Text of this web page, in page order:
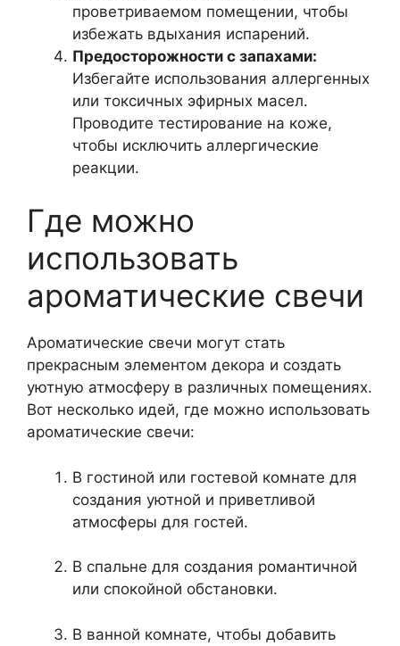
проветриваемом помещении, чтобы
избежать вдыхания испарений.
Предосторожности с запахами:
Избегайте использования аллергенных
или токсичных эфирных масел.
Проводите тестирование на коже,
чтобы исключить аллергические
реакции.
Где можно
использовать
ароматические свечи
Ароматические свечи могут стать
прекрасным элементом декора и создать
уютную атмосферу в различных помещениях.
Вот несколько идей, где можно использовать
ароматические свечи:
В гостиной или гостевой комнате для
создания уютной и приветливой
атмосферы для гостей.
В спальне для создания романтичной
или спокойной обстановки.
В ванной комнате, чтобы добавить